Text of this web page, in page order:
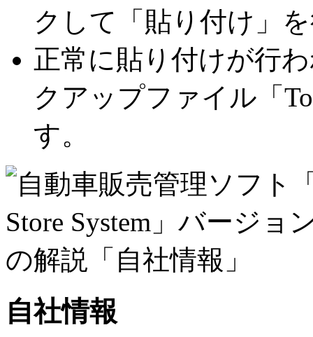
クして「貼り付け」
正常に貼り付けが行
クアップファイル「
す。
自社情報